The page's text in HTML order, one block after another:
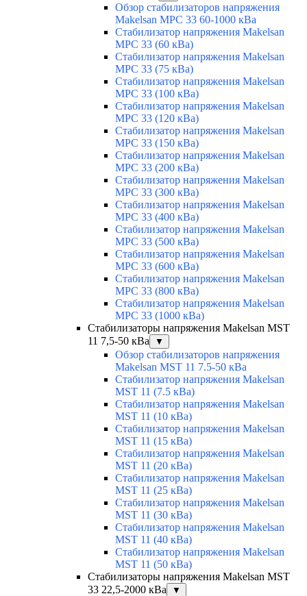
Обзор стабилизаторов напряжения
Makelsan MPC 33 60-1000 кВа
Стабилизатор напряжения Makelsan
MPC 33 (60 кВа)
Стабилизатор напряжения Makelsan
MPC 33 (75 кВа)
Стабилизатор напряжения Makelsan
MPC 33 (100 кВа)
Стабилизатор напряжения Makelsan
MPC 33 (120 кВа)
Стабилизатор напряжения Makelsan
MPC 33 (150 кВа)
Стабилизатор напряжения Makelsan
MPC 33 (200 кВа)
Стабилизатор напряжения Makelsan
MPC 33 (300 кВа)
Стабилизатор напряжения Makelsan
MPC 33 (400 кВа)
Стабилизатор напряжения Makelsan
MPC 33 (500 кВа)
Стабилизатор напряжения Makelsan
MPC 33 (600 кВа)
Стабилизатор напряжения Makelsan
MPC 33 (800 кВа)
Стабилизатор напряжения Makelsan
MPC 33 (1000 кВа)
Стабилизаторы напряжения Makelsan MST
11 7,5-50 кВа
▼
Обзор стабилизаторов напряжения
Makelsan MST 11 7.5-50 кВа
Стабилизатор напряжения Makelsan
MST 11 (7.5 кВа)
Стабилизатор напряжения Makelsan
MST 11 (10 кВа)
Стабилизатор напряжения Makelsan
MST 11 (15 кВа)
Стабилизатор напряжения Makelsan
MST 11 (20 кВа)
Стабилизатор напряжения Makelsan
MST 11 (25 кВа)
Стабилизатор напряжения Makelsan
MST 11 (30 кВа)
Стабилизатор напряжения Makelsan
MST 11 (40 кВа)
Стабилизатор напряжения Makelsan
MST 11 (50 кВа)
Стабилизаторы напряжения Makelsan MST
33 22,5-2000 кВа
▼